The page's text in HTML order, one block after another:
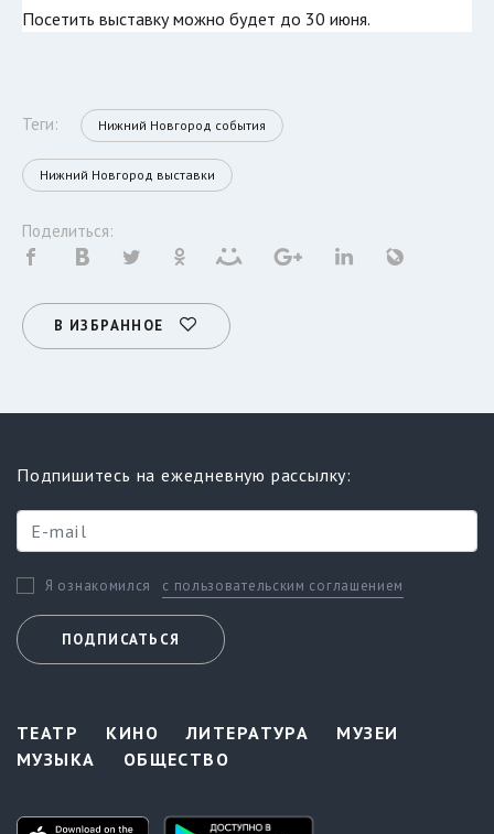
Посетить выставку можно будет до 30 июня.
Теги: Нижний Новгород события
Нижний Новгород выставки
Поделиться:
В ИЗБРАННОЕ
Подпишитесь на ежедневную рассылку:
Я ознакомился с пользовательским соглашением
ПОДПИСАТЬСЯ
ТЕАТР КИНО ЛИТЕРАТУРА
МУЗЕИ
МУЗЫКА
ОБЩЕСТВО